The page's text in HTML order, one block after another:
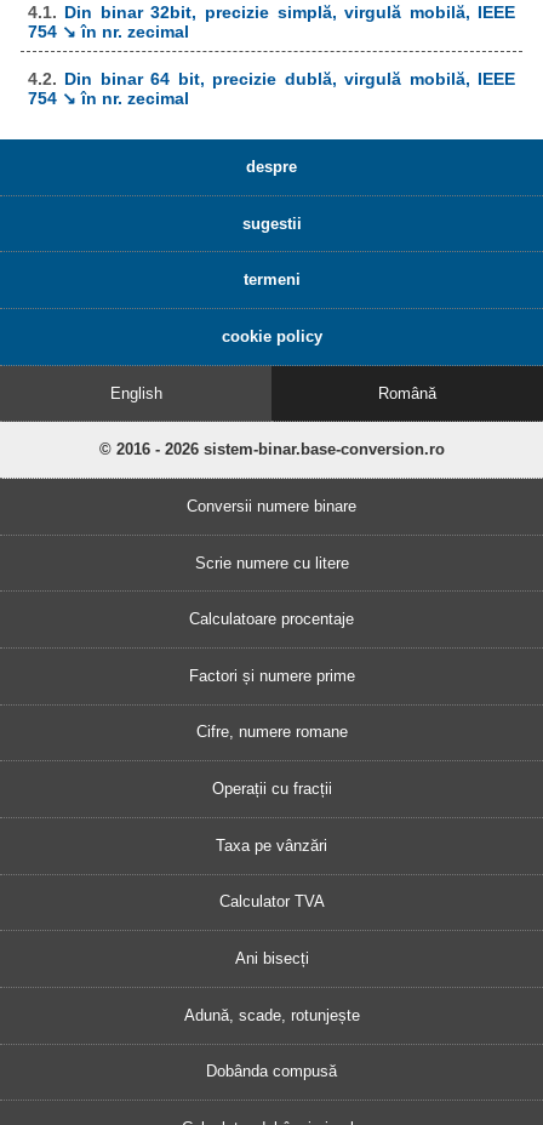
4.1. Din binar 32bit, precizie simplă, virgulă mobilă, IEEE
754 ↘ în nr. zecimal
4.2. Din binar 64 bit, precizie dublă, virgulă mobilă, IEEE
754 ↘ în nr. zecimal
despre
sugestii
termeni
cookie policy
English Română
© 2016 - 2026 sistem-binar.base-conversion.ro
Conversii numere binare
Scrie numere cu litere
Calculatoare procentaje
Factori și numere prime
Cifre, numere romane
Operații cu fracții
Taxa pe vânzări
Calculator TVA
Ani bisecți
Adună, scade, rotunjește
Dobânda compusă